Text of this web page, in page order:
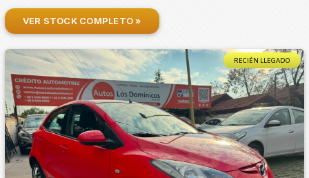
VER STOCK COMPLETO »
RECIÉN LLEGADO